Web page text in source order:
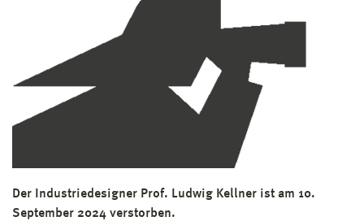
Der Industriedesigner Prof. Ludwig Kellner ist am 10.
September 2024 verstorben.